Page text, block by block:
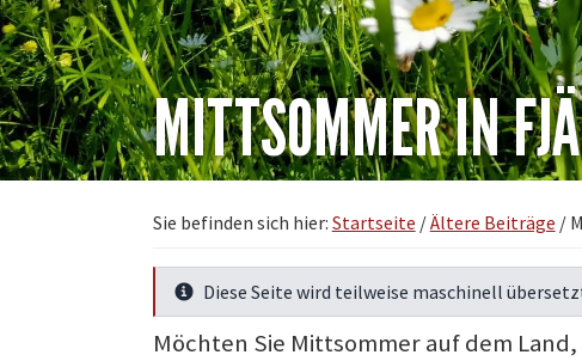
MITTSOMMER IN
Sie befinden sich hier: Startseite /Ältere Beiträge /
Mehr Infos
Diese Seite wird teilweise maschinell
Möchten Sie Mittsommer auf dem